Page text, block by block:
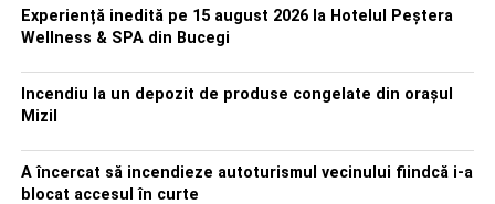
Experiență inedită pe 15 august 2026 la Hotelul Peștera
Wellness & SPA din Bucegi
Incendiu la un depozit de produse congelate din orașul
Mizil
A încercat să incendieze autoturismul vecinului fiindcă i-a
blocat accesul în curte